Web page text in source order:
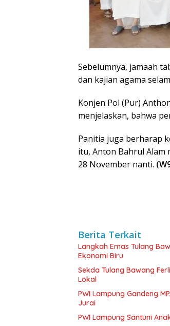
Sebelumnya, jamaah
dan kajian agama
Konjen Pol (Pur)
menjelaskan, bahwa
Panitia juga berharap
itu, Anton Bahrul Alam
28 November nanti.
Berita Terkait
Langkah Emas Tulang
Ekonomi Biru
Sekda Tulang Bawang
Lokal
PWI Lampung Gandeng
Jurai
PWI Lampung Santuni